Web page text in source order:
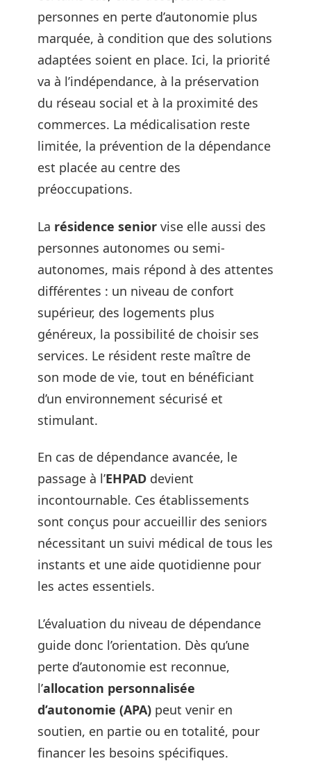
personnes en perte d’autonomie plus
marquée, à condition que des solutions
adaptées soient en place. Ici, la priorité
va à l’indépendance, à la préservation
du réseau social et à la proximité des
commerces. La médicalisation reste
limitée, la prévention de la dépendance
est placée au centre des
préoccupations.
La résidence senior vise elle aussi des
personnes autonomes ou semi-
autonomes, mais répond à des attentes
différentes : un niveau de confort
supérieur, des logements plus
généreux, la possibilité de choisir ses
services. Le résident reste maître de
son mode de vie, tout en bénéficiant
d’un environnement sécurisé et
stimulant.
En cas de dépendance avancée, le
passage à l’EHPAD devient
incontournable. Ces établissements
sont conçus pour accueillir des seniors
nécessitant un suivi médical de tous les
instants et une aide quotidienne pour
les actes essentiels.
L’évaluation du niveau de dépendance
guide donc l’orientation. Dès qu’une
perte d’autonomie est reconnue,
l’allocation personnalisée
d’autonomie (APA) peut venir en
soutien, en partie ou en totalité, pour
financer les besoins spécifiques.